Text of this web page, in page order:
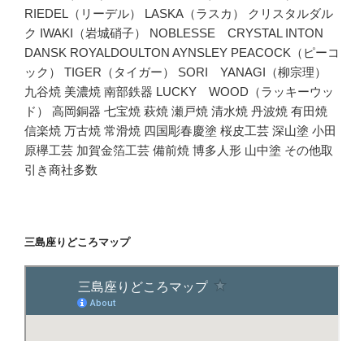
RIEDEL（リーデル） LASKA（ラスカ） クリスタルダル
ク IWAKI（岩城硝子） NOBLESSE CRYSTAL INTON
DANSK ROYALDOULTON AYNSLEY PEACOCK（ピーコ
ック） TIGER（タイガー） SORI YANAGI（柳宗理）
九谷焼 美濃焼 南部鉄器 LUCKY WOOD（ラッキーウッ
ド） 高岡銅器 七宝焼 萩焼 瀬戸焼 清水焼 丹波焼 有田焼
信楽焼 万古焼 常滑焼 四国彫春慶塗 桜皮工芸 深山塗 小田
原欅工芸 加賀金箔工芸 備前焼 博多人形 山中塗 その他取
引き商社多数
三島座りどころマップ